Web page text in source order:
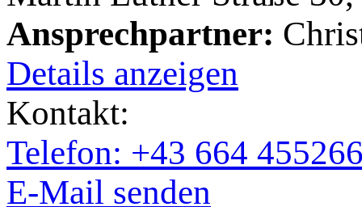
Ansprechpartner:
Details anzeigen
Kontakt:
Telefon: +43 664
E-Mail senden